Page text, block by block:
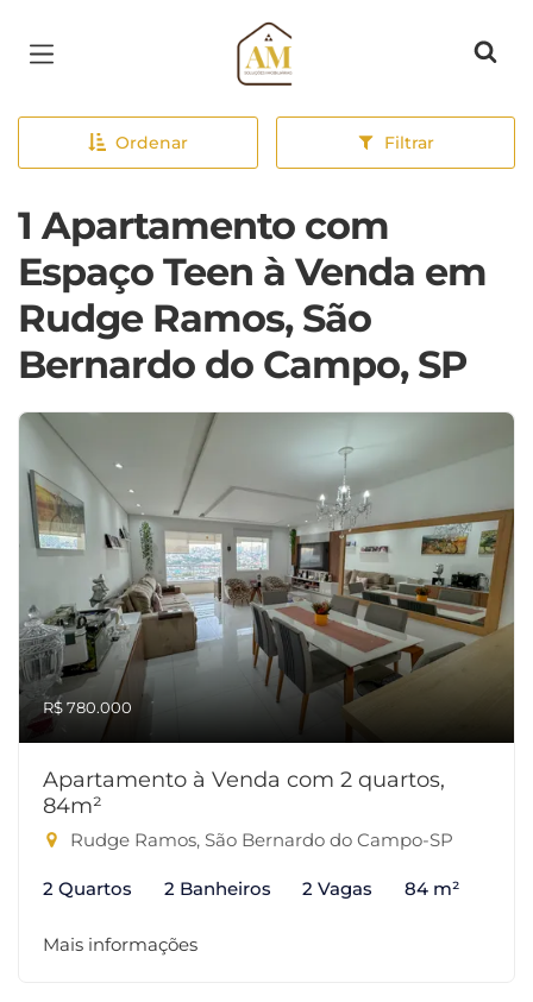
Página inicial
Ordenar Filtrar
1 Apartamento com
Espaço Teen à Venda em
Rudge Ramos, São
Bernardo do Campo, SP
R$ 780.000
Apartamento à Venda com 2 quartos,
84m²
Rudge Ramos, São Bernardo do Campo-SP
2 Quartos 2 Banheiros 2 Vagas 84 m²
Mais informações